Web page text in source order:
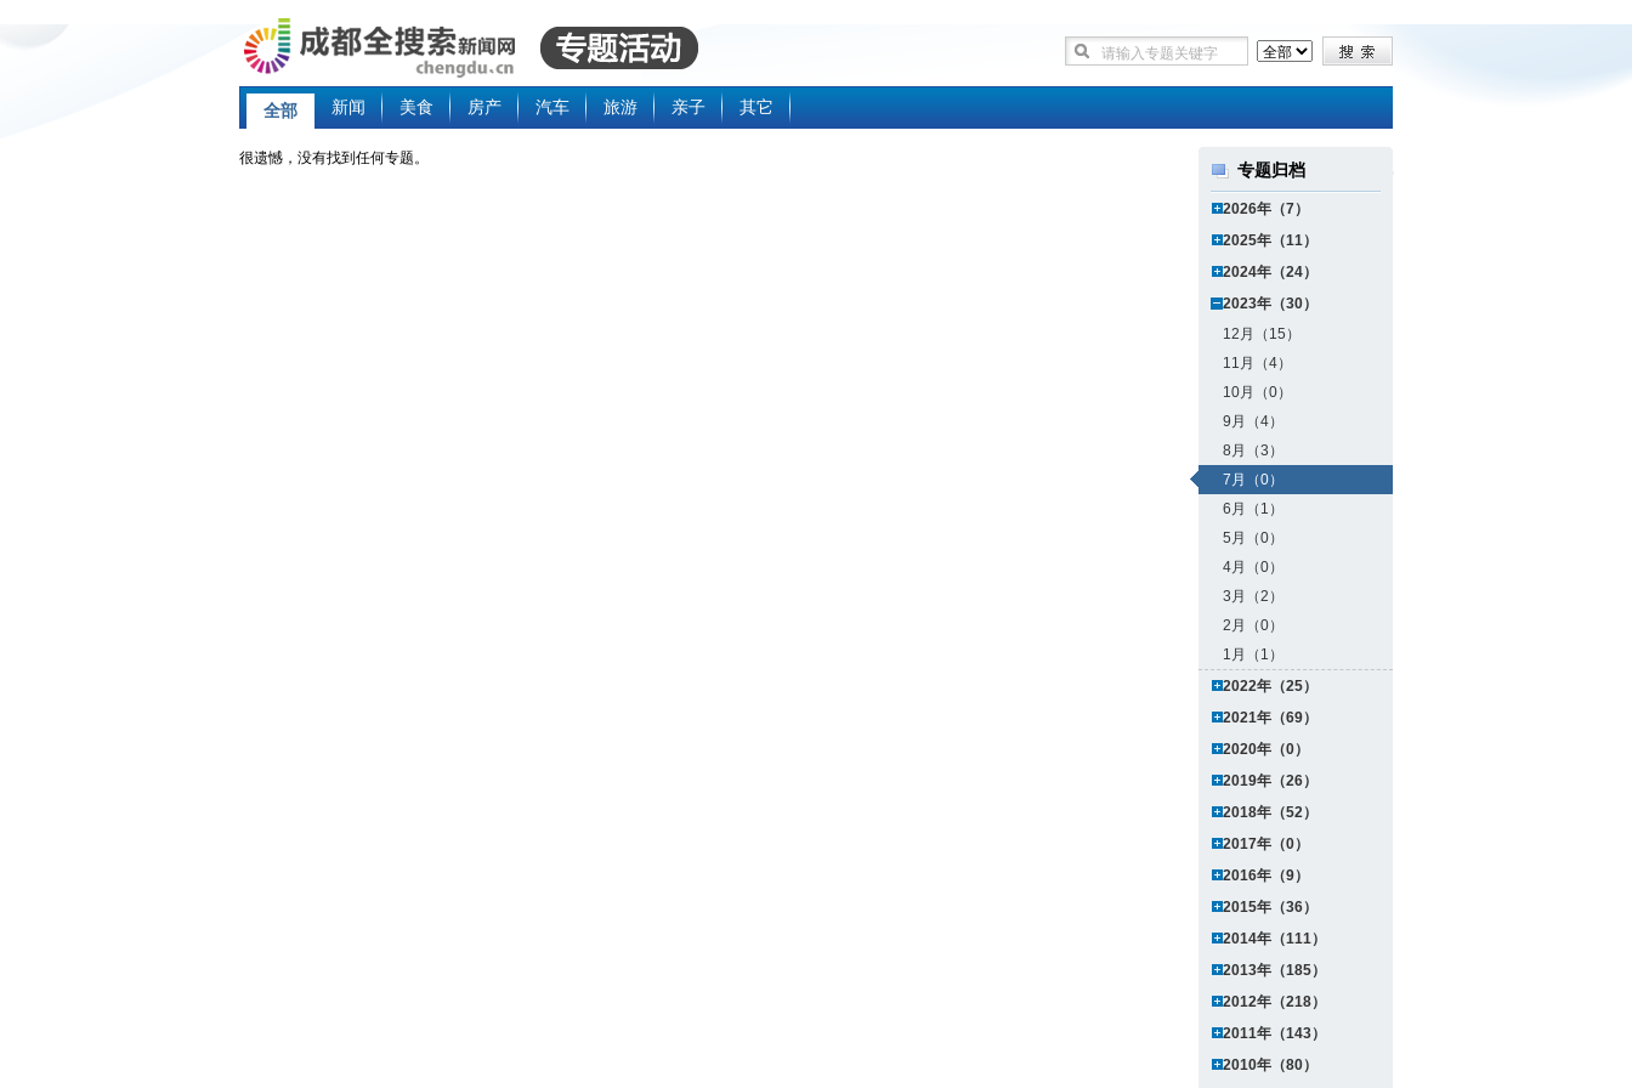
全部 新闻 美食 房产 汽车 旅游 亲子 其它
很遗憾，没有找到任何专题。
专题归档
2026年（7）
2025年（11）
2024年（24）
2023年（30）
12月（15）
11月（4）
10月（0）
9月（4）
8月（3）
7月（0）
6月（1）
5月（0）
4月（0）
3月（2）
2月（0）
1月（1）
2022年（25）
2021年（69）
2020年（0）
2019年（26）
2018年（52）
2017年（0）
2016年（9）
2015年（36）
2014年（111）
2013年（185）
2012年（218）
2011年（143）
2010年（80）